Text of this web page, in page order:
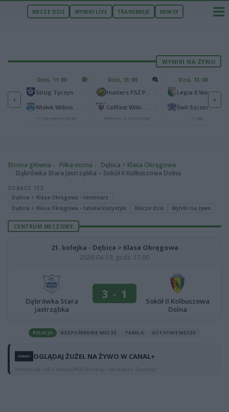
MECZE DZIŚ WYNIKI LIVE TRANSMISJE NEWSY
WYNIKI NA ŻYWO
‹
Podbeskidzie Bielsko-Biała2
2
Dziś, 11:00
Strug Tyczyn
IV liga podkarpacka
Dziś, 13:00
Metalkas 2. Ekstraliga
Dziś, 13:00
Legia II Warszawa
Świt Szczecin
II liga
›
Strona główna Piłka nożna
Dębica > Klasa Okręgowa
Dąbrówka Stara Jastrząbka – Sokół II Kolbuszowa Dolna
ZOBACZ TEŻ
Dębica > Klasa Okręgowa - terminarz
Dębica > Klasa Okręgowa - tabela/statystyki
Mecze dziś Wyniki na żywo
CENTRUM MECZOWE
21. kolejka - Dębica > Klasa Okręgowa
2026-04-19, godz. 17:00
Dąbrówka Stara
Jastrząbka
3 - 1
Sokół II Kolbuszowa
Dolna
RELACJA BEZPOŚREDNIE MECZE TABELA OSTATNIE MECZE
OGLĄDAJ ŻUŻEL NA ŻYWO W CANAL+
Transmisje LIVE z meczów PGE Ekstraligi i Metalkas 2. Ekstraligi